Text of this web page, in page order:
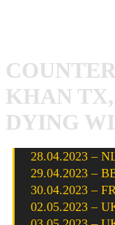
KHAN
DYING
28.04.2023 –
29.04.2023 –
30.04.2023 –
02.05.2023 –